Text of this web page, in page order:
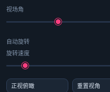
视场角
自动旋转
旋转速度
正视俯瞰 重置视角